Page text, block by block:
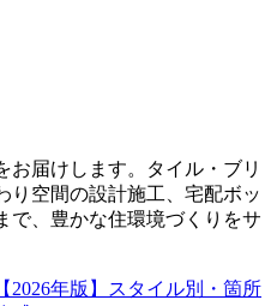
お届けします。タイル・ブリ
り空間の設計施工、宅配ボッ
で、豊かな住環境づくりをサ